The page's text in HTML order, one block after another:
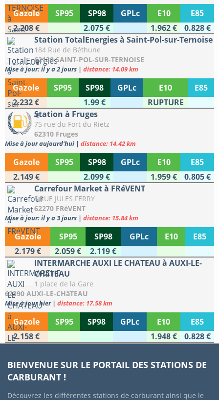
Gazole SP95 SP98 GPLc E10
E85
2.208 €
2.075 € 1.962 €
0.828 €
Station TotalEnergies à Saint-Pol-sur-Ternoise
184 Rue de Béthune
62130 SAINT-POL-SUR-TERNOISE
Mise à jour: il y a 2 jours | distance: 14.09 km
Gazole SP95 SP98 GPLc E10
E85
2.232 €
1.99 €
RUPTURE
Station à Fruges
75 rue du Fort du Rietz
62310 Fruges
Mise à jour aujourd'hui | distance: 14.42 km
Gazole SP95 SP98 GPLc E10
E85
2.149 €
2.099 € 1.959 €
0.805 €
Carrefour Market à FRéVENT
5,RUE JULES FERRY
62270 FRéVENT
Mise à jour: il y a 3 jours | distance: 15.84 km
Gazole SP95 SP98 GPLc E10
E85
2.179 €
2.059 €
2.119 €
INTERMARCHE AUXI LE CHATEAU à AUXI-LE-
CHâTEAU
1 place de la Gare
62390 AUXI-LE-CHâTEAU
Mise à jour hier | distance: 17.58 km
Gazole SP95 SP98 GPLc E10
E85
2.158 €
1.948 € 0.828 €
BIENVENUE SUR LE PORTAIL DES STATIONS DE
CARBURANT !
Découvrez les différentes stations de carburant ainsi que le